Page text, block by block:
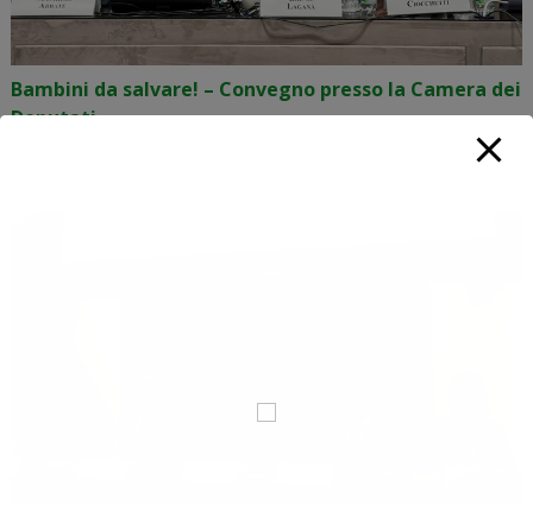
Bambini da salvare! – Convegno presso la Camera dei
Deputati